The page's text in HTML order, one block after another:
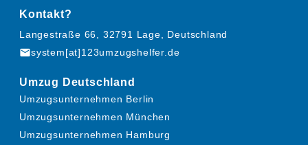
Kontakt?
Langestraße 66, 32791 Lage, Deutschland
mailsystem[at]123umzugshelfer.de
Umzug Deutschland
Umzugsunternehmen Berlin
Umzugsunternehmen München
Umzugsunternehmen Hamburg